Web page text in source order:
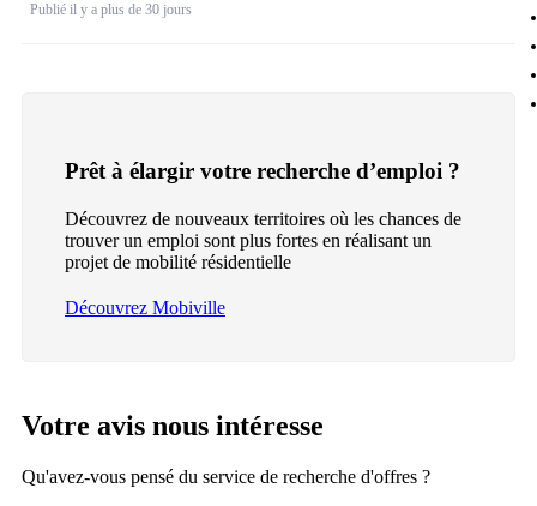
Publié il y a plus de 30 jours
Prêt à élargir votre recherche d’emploi ?
Découvrez de nouveaux territoires où les chances de
trouver un emploi sont plus fortes en réalisant un
projet de mobilité résidentielle
Découvrez Mobiville
Votre avis nous intéresse
Qu'avez-vous pensé du service de recherche d'offres ?